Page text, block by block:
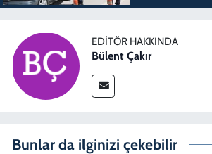
EDITÖR HAKKINDA
Bülent Çakır
Bunlar da ilginizi çekebilir